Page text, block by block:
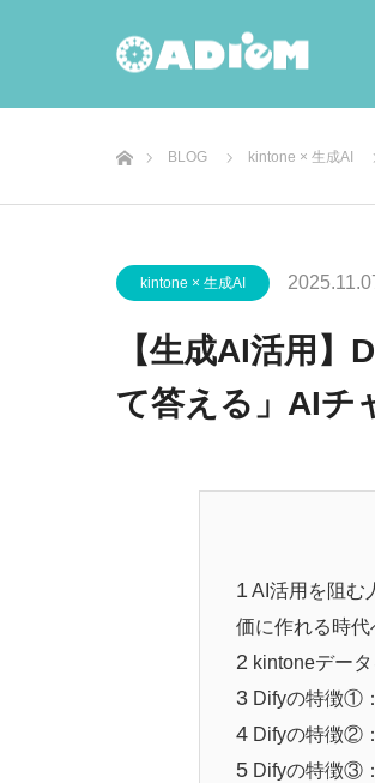
BLOG kintone × 生成AI
kintone × 生成AI
【生成AI活用
て答える」AIチ
1AI活用を阻む
価に作れる時代
2 kintoneデー
3 Difyの特徴①
4 Difyの特徴②
5 Difyの特徴③